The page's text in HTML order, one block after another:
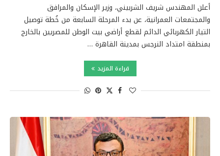
أعلن المهندس شريف الشربيني، وزير الإسكان والمرافق
والمجتمعات العمرانية، عن بدء المرحلة السابعة من خُطة توصيل
التيار الكهربائي الدائم لقطع أراضي بيت الوطن للمصريين بالخارج
بمنطقة امتداد النرجس بمدينة القاهرة …
قراءة المزيد